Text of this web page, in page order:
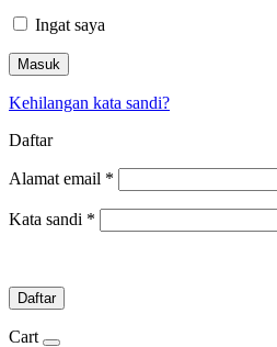
Ingat saya
Masuk
Kehilangan kata sandi?
Daftar
Alamat email *
Kata sandi *
Daftar
Cart